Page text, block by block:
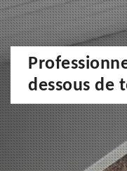
dessous de